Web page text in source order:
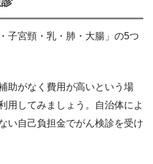
子宮頸・乳・肺・大腸」の5つ
助がなく費用が高いという場
用してみましょう。自治体によ
い自己負担金でがん検診を受け